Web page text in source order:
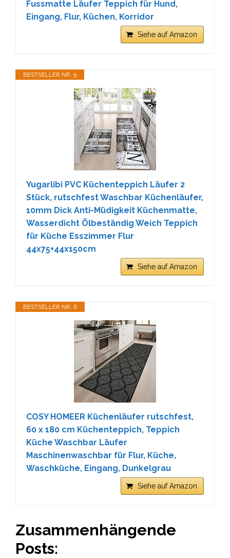
Fussmatte Läufer Teppich für Hund,
Eingang, Flur, Küchen, Korridor
Siehe auf Amazon
BESTSELLER NR. 5
Yugarlibi PVC Küchenteppich Läufer 2
Stück, rutschfest Waschbar Küchenläufer,
10mm Dick Anti-Müdigkeit Küchenmatte,
Wasserdicht Ölbeständig Weich Teppich
für Küche Esszimmer Flur
44x75+44x150cm
Siehe auf Amazon
BESTSELLER NR. 6
COSY HOMEER Küchenläufer rutschfest,
60 x 180 cm Küchenteppich, Teppich
Küche Waschbar Läufer
Maschinenwaschbar für Flur, Küche,
Waschküche, Eingang, Dunkelgrau
Siehe auf Amazon
Zusammenhängende
Posts: